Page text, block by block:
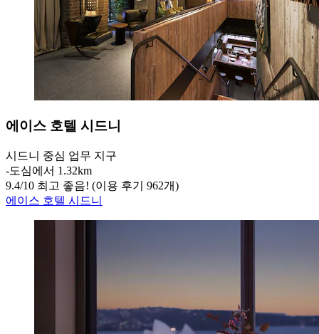
에이스 호텔 시드니
시드니 중심 업무 지구
‐도심에서 1.32km
9.4/10 최고 좋음! (이용 후기 962개)
에이스 호텔 시드니